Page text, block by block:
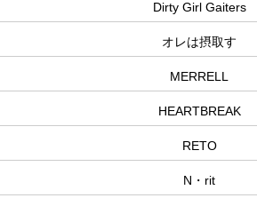
Dirty Girl Gaiters
オレは摂取す
MERRELL
HEARTBREAK
RETO
N・rit